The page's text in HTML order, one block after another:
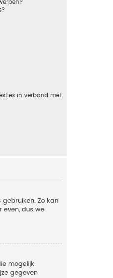
in verband met
Zo kan
even, dus we
mogelijk
gegeven